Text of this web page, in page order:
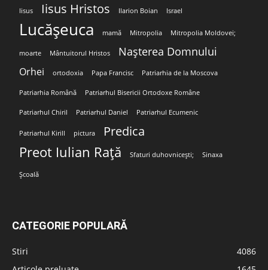
Iisus Iisus Hristos Ilarion Boian Israel
Lucășeuca mamă Mitropolia Mitropolia Moldovei;
moarte Mântuitorul Hristos Nașterea Domnului
Orhei ortodoxia Papa Francisc Patriarhia de la Moscova
Patriarhia Română Patriarhul Bisericii Ortodoxe Române
Patriarhul Chiril Patriarhul Daniel Patriarhul Ecumenic
Patriarhul Kirill pictura Predica
Preot Iulian Rață Sfaturi duhovnicești; Sinaxa
Școală
CATEGORIE POPULARĂ
Stiri
4086